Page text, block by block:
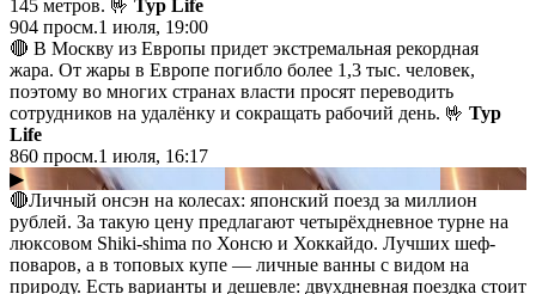
145 метров. 🤟 Тур Life
904 просм.1 июля, 19:00
🔴 В Москву из Европы придет экстремальная рекордная
жара. От жары в Европе погибло более 1,3 тыс. человек,
поэтому во многих странах власти просят переводить
сотрудников на удалёнку и сокращать рабочий день. 🤟 Тур
Life
860 просм.1 июля, 16:17
▶
🔴Личный онсэн на колесах: японский поезд за миллион
рублей. За такую цену предлагают четырёхдневное турне на
люксовом Shiki-shima по Хонсю и Хоккайдо. Лучших шеф-
поваров, а в топовых купе — личные ванны с видом на
природу. Есть варианты и дешевле: двухдневная поездка стоит